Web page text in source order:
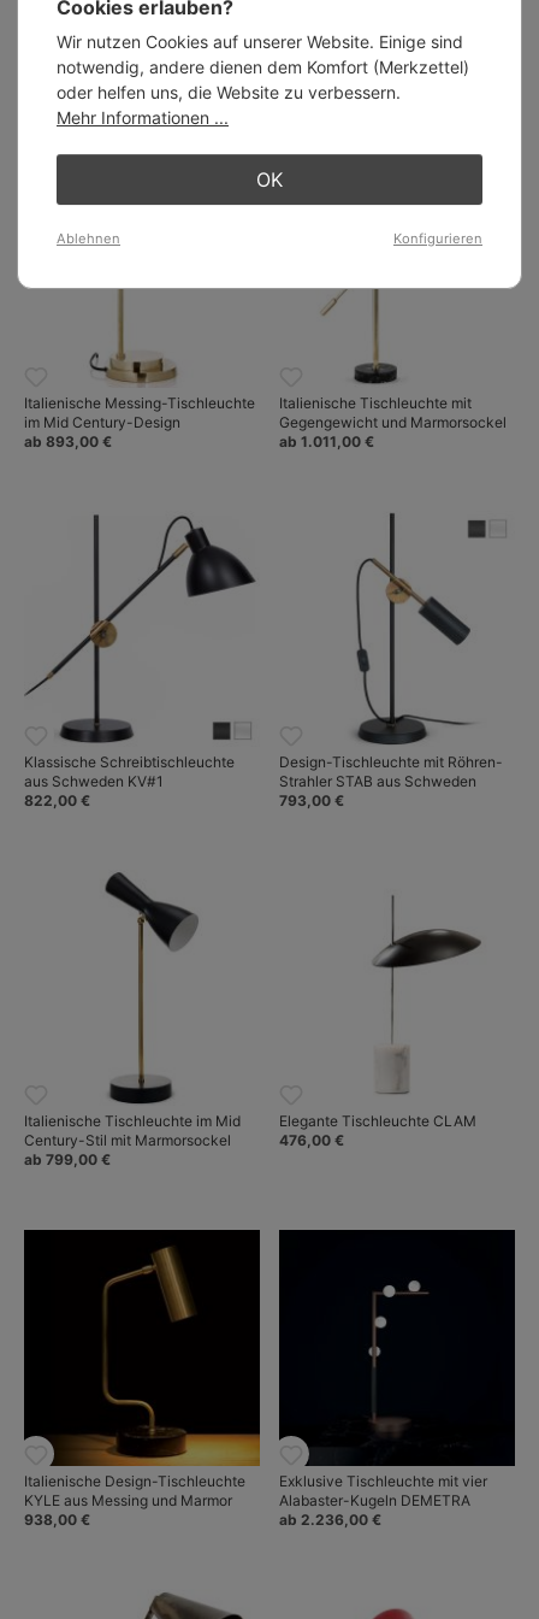
Leuchten in neuem Design
Ähnliche Artikel:
Italienische Messing-Tischleuchte
im Mid Century-Design
ab 893,00 €
Italienische Tischleuchte mit
Gegengewicht und Marmorsockel
ab 1.011,00 €
Klassische Schreibtischleuchte
aus Schweden KV#1
822,00 €
Design-Tischleuchte mit Röhren-
Strahler STAB aus Schweden
793,00 €
Italienische Tischleuchte im Mid
Century-Stil mit Marmorsockel
ab 799,00 €
Elegante Tischleuchte CLAM
476,00 €
Italienische Design-Tischleuchte
KYLE aus Messing und Marmor
938,00 €
Exklusive Tischleuchte mit vier
Alabaster-Kugeln DEMETRA
ab 2.236,00 €
Cookies erlauben?
Wir nutzen Cookies auf unserer Website. Einige sind
notwendig, andere dienen dem Komfort (Merkzettel)
oder helfen uns, die Website zu verbessern.
Mehr Informationen ...
OK
Ablehnen Konfigurieren